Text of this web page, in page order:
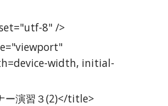
8" />
width, initial-
ナー演習３(2)</title>